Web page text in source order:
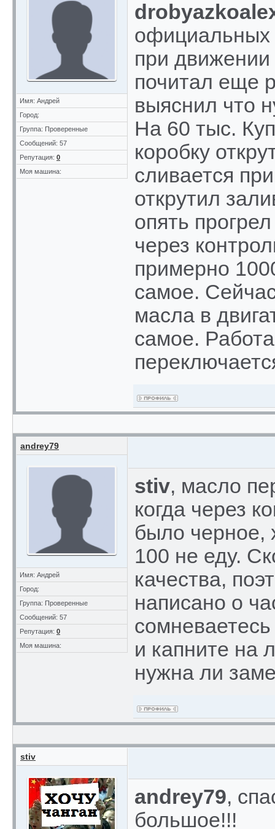
Имя: Андрей
Город:
Группа: Проверенные
Сообщений: 57
Репутация: 0
Моя машина:
официальных
при движении
почитал еще
выяснил что
На 60 тыс.
коробку
сливается
открутил
опять
через
примерно
самое.
масла в
самое.
andrey79
Имя: Андрей
Город:
Группа: Проверенные
Сообщений: 57
Репутация: 0
Моя машина:
stiv, масло
когда через
было черное,
100 не еду.
качества,
написано о
и капните на
нужна ли
stiv
andrey79,
большое!!!